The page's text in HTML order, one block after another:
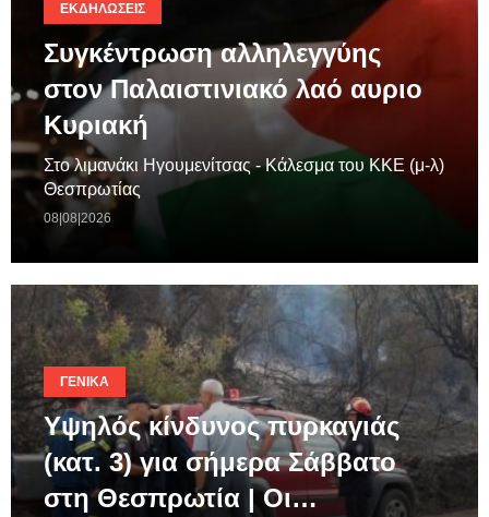
ΕΚΔΗΛΏΣΕΙΣ
Συγκέντρωση αλληλεγγύης
στον Παλαιστινιακό λαό αυριο
Κυριακή
Στο λιμανάκι Ηγουμενίτσας - Κάλεσμα του ΚΚΕ (μ-λ)
Θεσπρωτίας
08|08|2026
ΓΕΝΙΚΆ
Υψηλός κίνδυνος πυρκαγιάς
(κατ. 3) για σήμερα Σάββατο
στη Θεσπρωτία | Οι…